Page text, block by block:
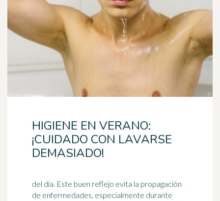
HIGIENE EN VERANO:
¡CUIDADO CON LAVARSE
DEMASIADO!
del día. Este buen reflejo evita la propagación
de enfermedades, especialmente durante